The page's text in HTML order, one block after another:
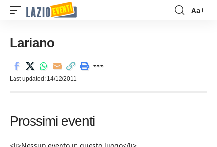
Font
Aa
Lariano
Last updated: 14/12/2011
Prossimi eventi